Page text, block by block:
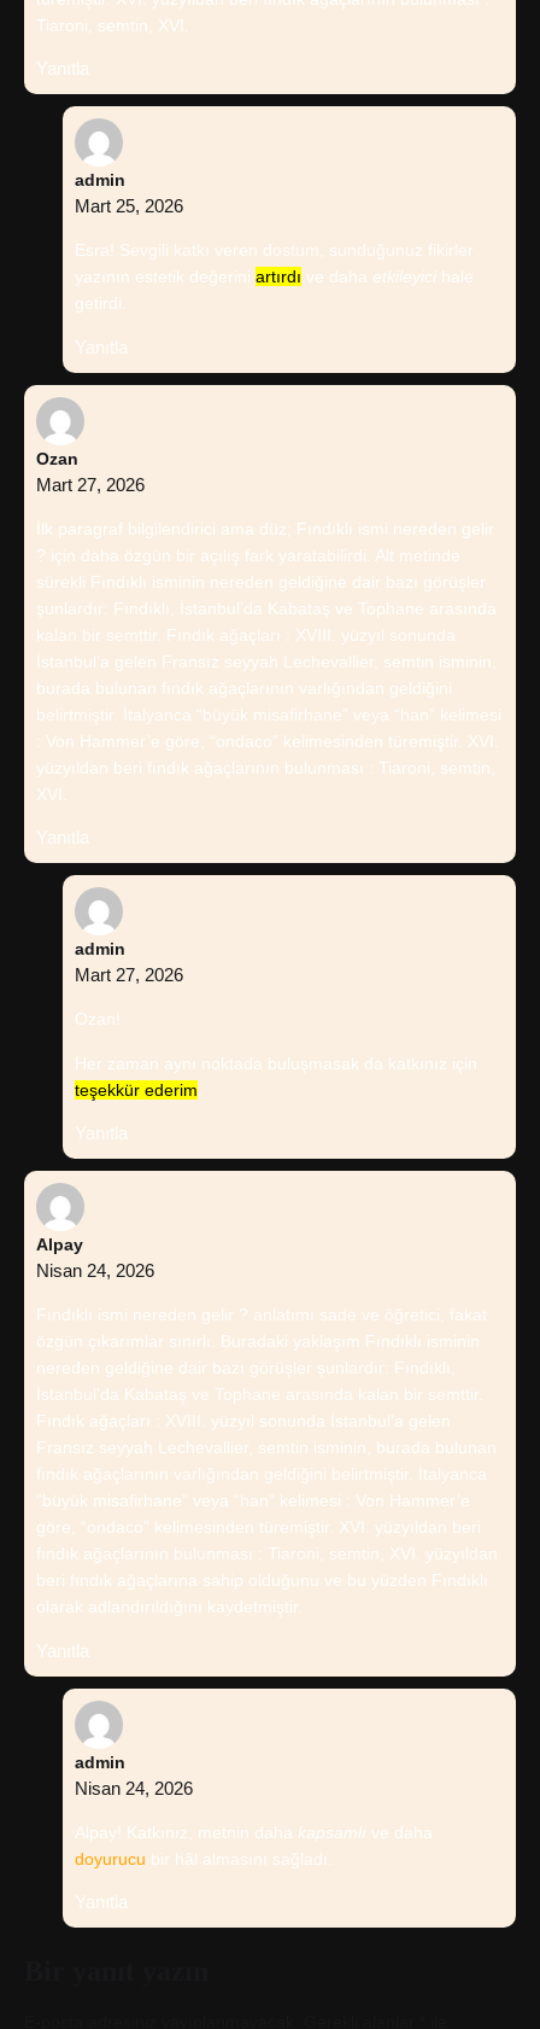
Tiaroni, semtin, XVI.
Yanıtla
admin
Mart 25, 2026
Esra! Sevgili katkı veren dostum, sunduğunuz fikirler
yazının estetik değerini artırdı ve daha etkileyici hale
getirdi.
Yanıtla
Ozan
Mart 27, 2026
İlk paragraf bilgilendirici ama düz; Fındıklı ismi nereden gelir
? için daha özgün bir açılış fark yaratabilirdi. Alt metinde
sürekli Fındıklı isminin nereden geldiğine dair bazı görüşler
şunlardır: Fındıklı, İstanbul’da Kabataş ve Tophane arasında
kalan bir semttir. Fındık ağaçları : XVIII. yüzyıl sonunda
İstanbul’a gelen Fransız seyyah Lechevallier, semtin isminin,
burada bulunan fındık ağaçlarının varlığından geldiğini
belirtmiştir. İtalyanca “büyük misafirhane” veya “han” kelimesi
: Von Hammer’e göre, “ondaco” kelimesinden türemiştir. XVI.
yüzyıldan beri fındık ağaçlarının bulunması : Tiaroni, semtin,
XVI.
Yanıtla
admin
Mart 27, 2026
Ozan!
Her zaman aynı noktada buluşmasak da katkınız için
teşekkür ederim
Yanıtla
Alpay
Nisan 24, 2026
Fındıklı ismi nereden gelir ? anlatımı sade ve öğretici, fakat
özgün çıkarımlar sınırlı. Buradaki yaklaşım Fındıklı isminin
nereden geldiğine dair bazı görüşler şunlardır: Fındıklı,
İstanbul’da Kabataş ve Tophane arasında kalan bir semttir.
Fındık ağaçları : XVIII. yüzyıl sonunda İstanbul’a gelen
Fransız seyyah Lechevallier, semtin isminin, burada bulunan
fındık ağaçlarının varlığından geldiğini belirtmiştir. İtalyanca
“büyük misafirhane” veya “han” kelimesi : Von Hammer’e
göre, “ondaco” kelimesinden türemiştir. XVI. yüzyıldan beri
fındık ağaçlarının bulunması : Tiaroni, semtin, XVI. yüzyıldan
beri fındık ağaçlarına sahip olduğunu ve bu yüzden Fındıklı
olarak adlandırıldığını kaydetmiştir.
Yanıtla
admin
Nisan 24, 2026
Alpay! Katkınız, metnin daha kapsamlı ve daha
doyurucu bir hâl almasını sağladı.
Yanıtla